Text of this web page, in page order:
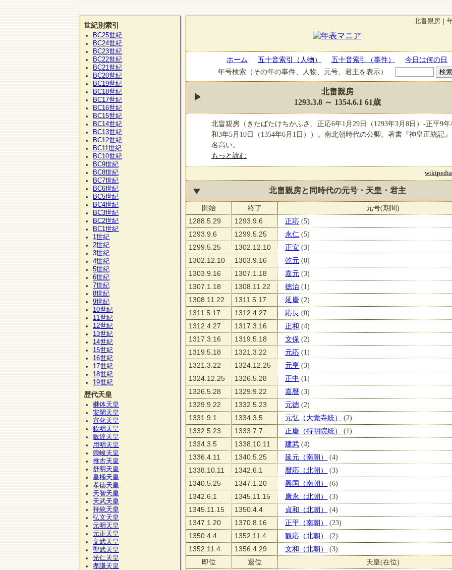
北畠親房｜
ホーム 五十音索引（人物） 五十音索引（事件）
今日は何の日
年号検索（その年の事件、人物、元号、君主を表示）
北畠親房
1293.3.8～ 1354.6.1 61歳
北畠親房（きたばたけちかふさ、正応6年1月29日（1293年3月8日）-正平9年
和3年5月10日（1354年6月1日））。南北朝時代の公卿。著書『神皇正統記
名高い。
もっと読む
北畠親房と同時代の元号・天皇・君主
開始 終了
元号(期間)
1288.5.29
1293.9.6 正応 (5)
1293.9.6
1299.5.25 永仁 (5)
1299.5.25
1302.12.10 正安 (3)
1302.12.10
1303.9.16 乾元 (0)
1303.9.16
1307.1.18 嘉元 (3)
1307.1.18
1308.11.22 徳治 (1)
1308.11.22
1311.5.17 延慶 (2)
1311.5.17
1312.4.27 応長 (0)
1312.4.27
1317.3.16 正和 (4)
1317.3.16
1319.5.18 文保 (2)
1319.5.18
1321.3.22 元応 (1)
1321.3.22
1324.12.25 元亨 (3)
1324.12.25
1326.5.28 正中 (1)
1326.5.28
1329.9.22 嘉暦 (3)
1329.9.22
1332.5.23 元徳 (2)
1331.9.1
1334.3.5 元弘（大覚寺統）
(2)
1332.5.23
1333.7.7 正慶（持明院統）
(1)
1334.3.5
1338.10.11 建武 (4)
1336.4.11
1340.5.25 延元（南朝）
(4)
1338.10.11
1342.6.1 暦応（北朝）
(3)
1340.5.25
1347.1.20 興国（南朝）
(6)
1342.6.1
1345.11.15 康永（北朝）
(3)
1345.11.15
1350.4.4 貞和（北朝）
(4)
1347.1.20
1370.8.16 正平（南朝）
(23)
1350.4.4
1352.11.4 観応（北朝）
(2)
1352.11.4
1356.4.29 文和（北朝）
(3)
即位
退位
天皇(在位)
世紀別索引
BC25世紀
BC24世紀
BC23世紀
BC22世紀
BC21世紀
BC20世紀
BC19世紀
BC18世紀
BC17世紀
BC16世紀
BC15世紀
BC14世紀
BC13世紀
BC12世紀
BC11世紀
BC10世紀
BC9世紀
BC8世紀
BC7世紀
BC6世紀
BC5世紀
BC4世紀
BC3世紀
BC2世紀
BC1世紀
1世紀
2世紀
3世紀
4世紀
5世紀
6世紀
7世紀
8世紀
9世紀
10世紀
11世紀
12世紀
13世紀
14世紀
15世紀
16世紀
17世紀
18世紀
19世紀
歴代天皇
継体天皇
安閑天皇
宣化天皇
欽明天皇
敏達天皇
用明天皇
崇峻天皇
推古天皇
舒明天皇
皇極天皇
孝徳天皇
天智天皇
天武天皇
持統天皇
弘文天皇
元明天皇
元正天皇
文武天皇
聖武天皇
光仁天皇
孝謙天皇